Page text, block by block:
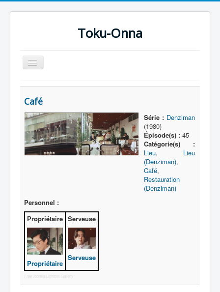
Toku-Onna
Basculer
la
Accueil
Toku-Actrices
Toku-Critiques
Séries
Films
Artiste Asperger
Lexique
Denshi sentai Denziman (電子 戦
隊 デンジマン) = Escadron
électronique Denziman
Série
Café
Série : Denziman
(1980)
Épisode(s) :45
Catégorie(s) :
Lieu, Lieu
(Denziman),
Café,
Restauration
(Denziman)
Personnel :
Propriétaire
Propriétaire
Serveuse
Serveuse